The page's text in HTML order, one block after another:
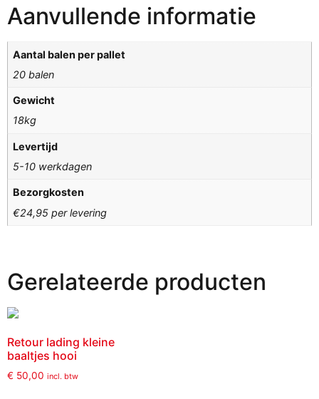
Aanvullende informatie
Aantal balen per pallet
20 balen
Gewicht
18kg
Levertijd
5-10 werkdagen
Bezorgkosten
€24,95 per levering
Gerelateerde producten
Retour lading kleine
baaltjes hooi
€ 50,00 incl. btw